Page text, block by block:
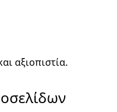
αξιοπιστία.